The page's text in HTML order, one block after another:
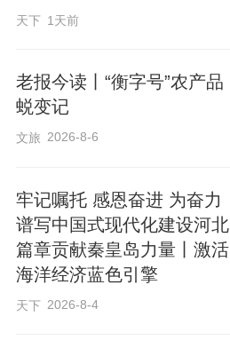
天下 1天前
老报今读丨“衡字号”农产品
蜕变记
文旅 2026-8-6
牢记嘱托 感恩奋进 为奋力
谱写中国式现代化建设河北
篇章贡献秦皇岛力量丨激活
海洋经济蓝色引擎
天下 2026-8-4